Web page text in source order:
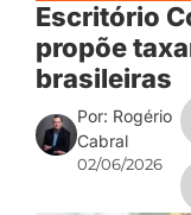
Escritório
propõe
brasileiras
Por: Rogério
Cabral
02/06/2026